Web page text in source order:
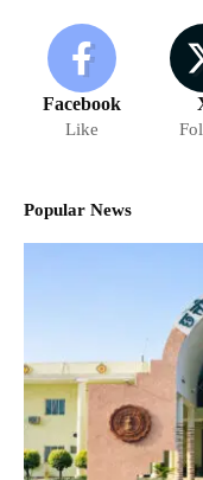
Facebook
Like
Popular News